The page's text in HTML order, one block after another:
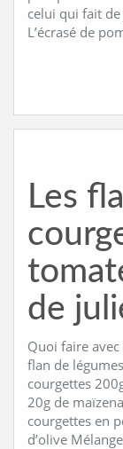
celui qui fait
L’écrasé de
Les
de
Quoi faire
flan de
courgettes
20g de
courgettes en
d’olive